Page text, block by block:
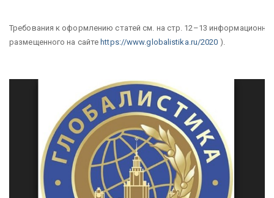
Требования к оформлению статей см. на стр. 12–13
размещенного на сайтеhttps://www.globalistika.ru/2020 ).